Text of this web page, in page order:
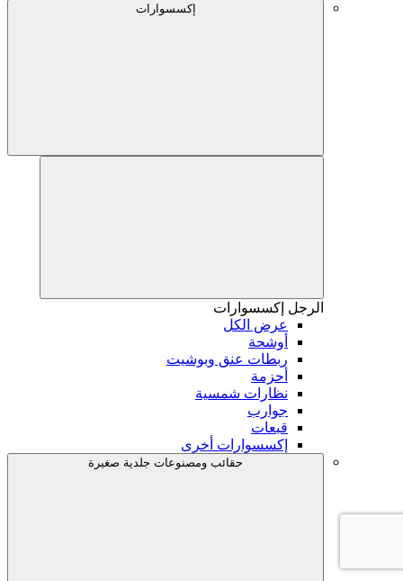
إكسسوارات
الرجل إكسسوارات
عرض الكل
أوشحة
ربطات عنق وبوشيت
أحزمة
نظارات شمسية
جوارب
قبعات
إكسسوارات أخرى
حقائب ومصنوعات جلدية صغيرة